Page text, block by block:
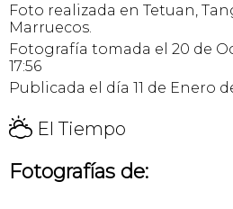
Foto realizada en Tetuan,
Marruecos.
Fotografía tomada el 20 de
17:56
Publicada el día 11 de Enero
H El Tiempo
Fotografías de: